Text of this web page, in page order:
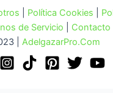
Política Cookies
de Servicio
Contacto
| AdelgazarPro.Com